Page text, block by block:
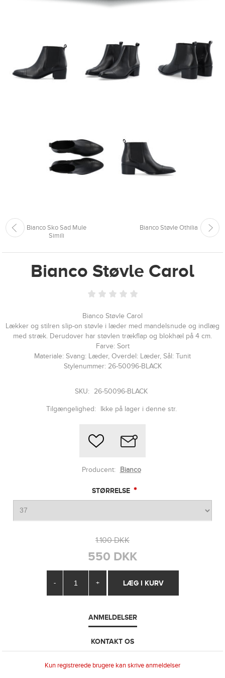
Bianco Sko Sad Mule
Simili
Bianco Støvle Othilia
Bianco Støvle Carol
Bianco Støvle Carol
Lækker og stilren slip-on støvle i læder med mandelsnude og indlæg
med stræk. Derudover har støvlen trækflap og blokhæl på 4 cm.
Farve: Sort
Materiale: Svang: Læder, Overdel: Læder, Sål: Tunit
Stylenummer: 26-50096-BLACK
SKU: 26-50096-BLACK
Tilgængelighed: Ikke på lager i denne str.
Producent: Bianco
STØRRELSE *
1.100 DKK
550 DKK
- +
ANMELDELSER
KONTAKT OS
Kun registrerede brugere kan skrive anmeldelser